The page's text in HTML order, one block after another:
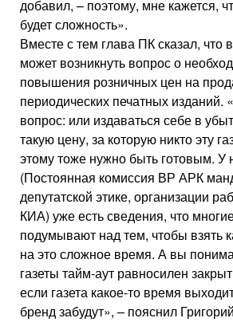
добавил, – поэтому, мне кажется,
будет сложность».
Вместе с тем глава ПК сказал, что
может возникнуть вопрос о
повышения розничных цен на
периодических печатных изданий.
вопрос: или издаваться себе в
такую цену, за которую никто эту
этому тоже нужно быть готовым. У
(Постоянная комиссия ВР АРК
депутатской этике, организации
КИА) уже есть сведения, что
подумывают над тем, чтобы взять
на это сложное время. А вы
газеты тайм-аут равносилен
если газета какое-то время
бренд забудут», – пояснил